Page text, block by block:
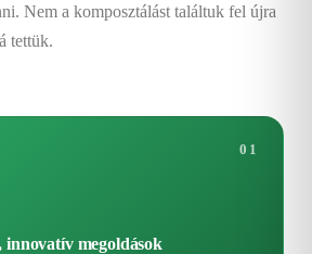
Nem a komposztálást találtuk fel újra
tettük.
01
innovatív megoldások